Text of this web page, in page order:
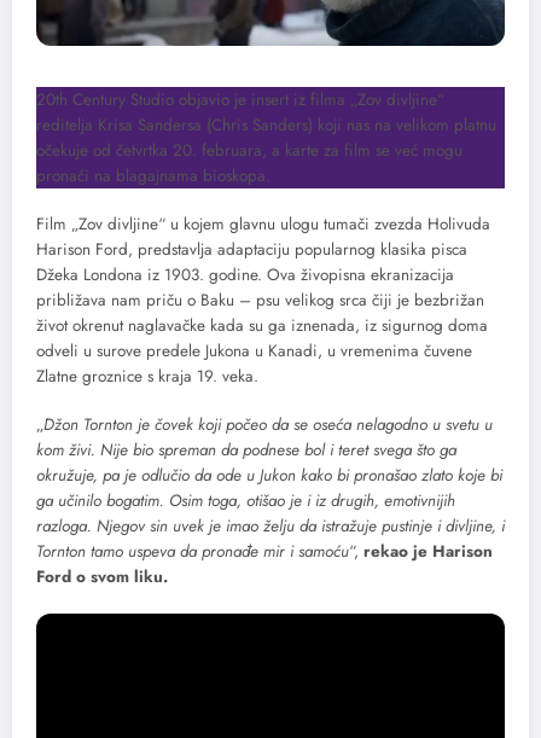
20th Century Studio objavio je insert iz filma „Zov divljine“
reditelja Krisa Sandersa (Chris Sanders) koji nas na velikom platnu
očekuje od četvrtka 20. februara, a karte za film se već mogu
pronaći na blagajnama bioskopa.
Film „Zov divljine“ u kojem glavnu ulogu tumači zvezda Holivuda
Harison Ford, predstavlja adaptaciju popularnog klasika pisca
Džeka Londona iz 1903. godine. Ova živopisna ekranizacija
približava nam priču o Baku – psu velikog srca čiji je bezbrižan
život okrenut naglavačke kada su ga iznenada, iz sigurnog doma
odveli u surove predele Jukona u Kanadi, u vremenima čuvene
Zlatne groznice s kraja 19. veka.
„Džon Tornton je čovek koji počeo da se oseća nelagodno u svetu u
kom živi. Nije bio spreman da podnese bol i teret svega što ga
okružuje, pa je odlučio da ode u Jukon kako bi pronašao zlato koje bi
ga učinilo bogatim. Osim toga, otišao je i iz drugih, emotivnijih
razloga. Njegov sin uvek je imao želju da istražuje pustinje i divljine, i
Tornton tamo uspeva da pronađe mir i samoću“, rekao je Harison
Ford o svom liku.